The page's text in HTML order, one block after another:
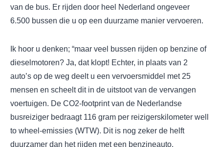
van de bus. Er rijden door heel Nederland ongeveer
6.500 bussen die u op een duurzame manier vervoeren.
Ik hoor u denken; “maar veel bussen rijden op benzine of
dieselmotoren? Ja, dat klopt! Echter, in plaats van 2
auto’s op de weg deelt u een vervoersmiddel met 25
mensen en scheelt dit in de uitstoot van de vervangen
voertuigen. De CO2-footprint van de Nederlandse
busreiziger bedraagt 116 gram per reizigerskilometer well
to wheel-emissies (WTW). Dit is nog zeker de helft
duurzamer dan het rijden met een benzineauto.